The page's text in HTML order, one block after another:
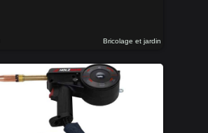
Bricolage et jardin